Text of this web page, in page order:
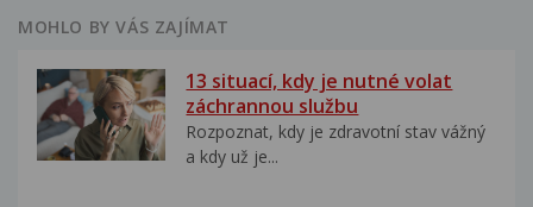
MOHLO BY VÁS ZAJÍMAT
13 situací, kdy je nutné volat
záchrannou službu
Rozpoznat, kdy je zdravotní stav vážný
a kdy už je...